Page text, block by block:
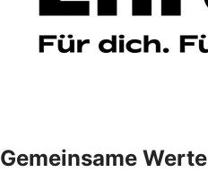
Gemeinsame Werte